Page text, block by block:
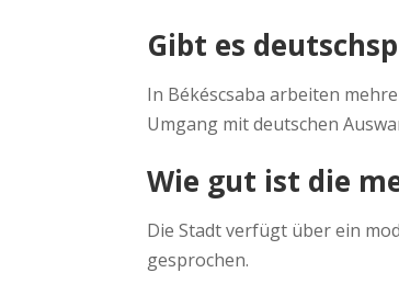
Gibt es
In Békéscsaba arbeiten
Umgang mit deutschen
Wie gut ist die
Die Stadt verfügt über ein
gesprochen.